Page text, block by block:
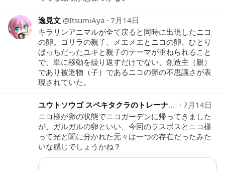
逸見文 ItsumiAya 7月14日
キラリンアニマルが全て戻ると同時に出現したニコ
の卵。ゴリラの親子、メエメエとニコの卵、ひとり
ぼっちだったユキと親子のテーマが重ねられること
で、単に移動を繰り返すだけでない、創造主（親）
であり被造物（子）であるニコの卵の不思議さが表
現されていた。
ユウトソウゴ スペキタクラのトレーナー
7月14日
ニコ様が卵の状態でニコガーデンに帰ってきました
が、ガルガルの卵といい、今回のラスボスとニコ様
って光と闇に分かれた元々は一つの存在だったみた
いな感じでしょうかね？